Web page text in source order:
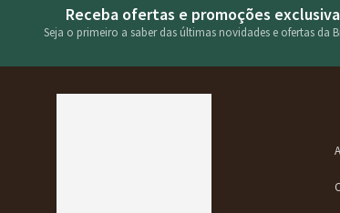
Receba ofertas e promoções
Seja o primeiro a saber das últimas novidades e ofertas da